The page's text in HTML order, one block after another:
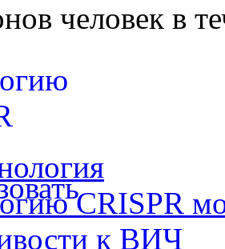
человек в
CRISPR
к ВИЧ